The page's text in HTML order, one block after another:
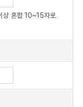
상 혼합 10~15자로